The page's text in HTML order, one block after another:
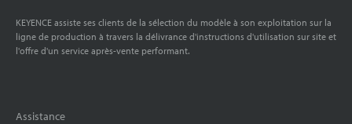
KEYENCE assiste ses clients de la sélection du modèle à son exploitation sur la
ligne de production à travers la délivrance d'instructions d'utilisation sur site et
l'offre d'un service après-vente performant.
Assistance